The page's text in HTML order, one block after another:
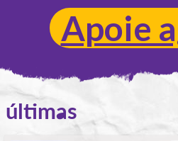
Apoie
últimas